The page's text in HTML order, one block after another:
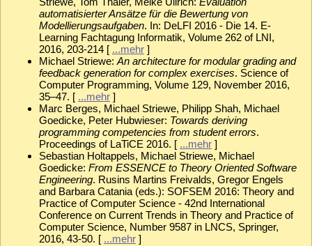
automatisierter Ansätze für die Bewertung von
Modellierungsaufgaben. In: DeLFI 2016 - Die 14. E-
Learning Fachtagung Informatik, Volume 262 of LNI,
2016, 203-214 [ ...mehr ]
Michael Striewe: An architecture for modular grading and
feedback generation for complex exercises. Science of
Computer Programming, Volume 129, November 2016,
35–47. [ ...mehr ]
Marc Berges, Michael Striewe, Philipp Shah, Michael
Goedicke, Peter Hubwieser: Towards deriving
programming competencies from student errors.
Proceedings of LaTiCE 2016. [ ...mehr ]
Sebastian Holtappels, Michael Striewe, Michael
Goedicke: From ESSENCE to Theory Oriented Software
Engineering. Rusins Martins Freivalds, Gregor Engels
and Barbara Catania (eds.): SOFSEM 2016: Theory and
Practice of Computer Science - 42nd International
Conference on Current Trends in Theory and Practice of
Computer Science, Number 9587 in LNCS, Springer,
2016, 43-50. [ ...mehr ]